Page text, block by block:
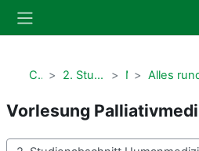
Side panel
Courses 2. Studienabschnitt Humanmedizin Modul 5
Vorlesung